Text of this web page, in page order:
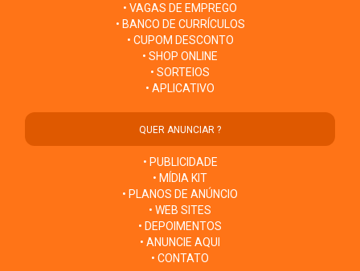
• VAGAS DE EMPREGO
• BANCO DE CURRÍCULOS
• CUPOM DESCONTO
• SHOP ONLINE
• SORTEIOS
• APLICATIVO
QUER ANUNCIAR ?
• PUBLICIDADE
• MÍDIA KIT
• PLANOS DE ANÚNCIO
• WEB SITES
• DEPOIMENTOS
• ANUNCIE AQUI
• CONTATO